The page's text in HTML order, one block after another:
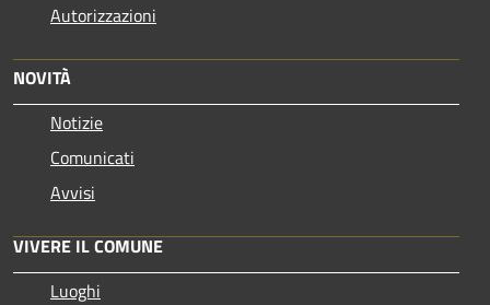
Autorizzazioni
NOVITÀ
Notizie
Comunicati
Avvisi
VIVERE IL COMUNE
Luoghi